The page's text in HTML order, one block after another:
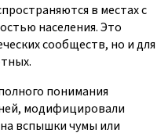
в местах с
населения. Это
сообществ, но и для
понимания
модифицировали
вспышки чумы или